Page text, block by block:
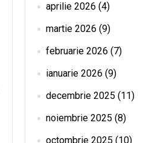
aprilie 2026 (4)
martie 2026 (9)
februarie 2026 (7)
ianuarie 2026 (9)
decembrie 2025 (11)
noiembrie 2025 (8)
octombrie 2025 (10)